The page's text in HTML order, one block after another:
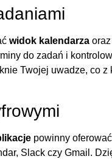
widok kalendarza oraz
do zadań i
Twojej uwadze, co z
powinny
Slack czy Gmail.